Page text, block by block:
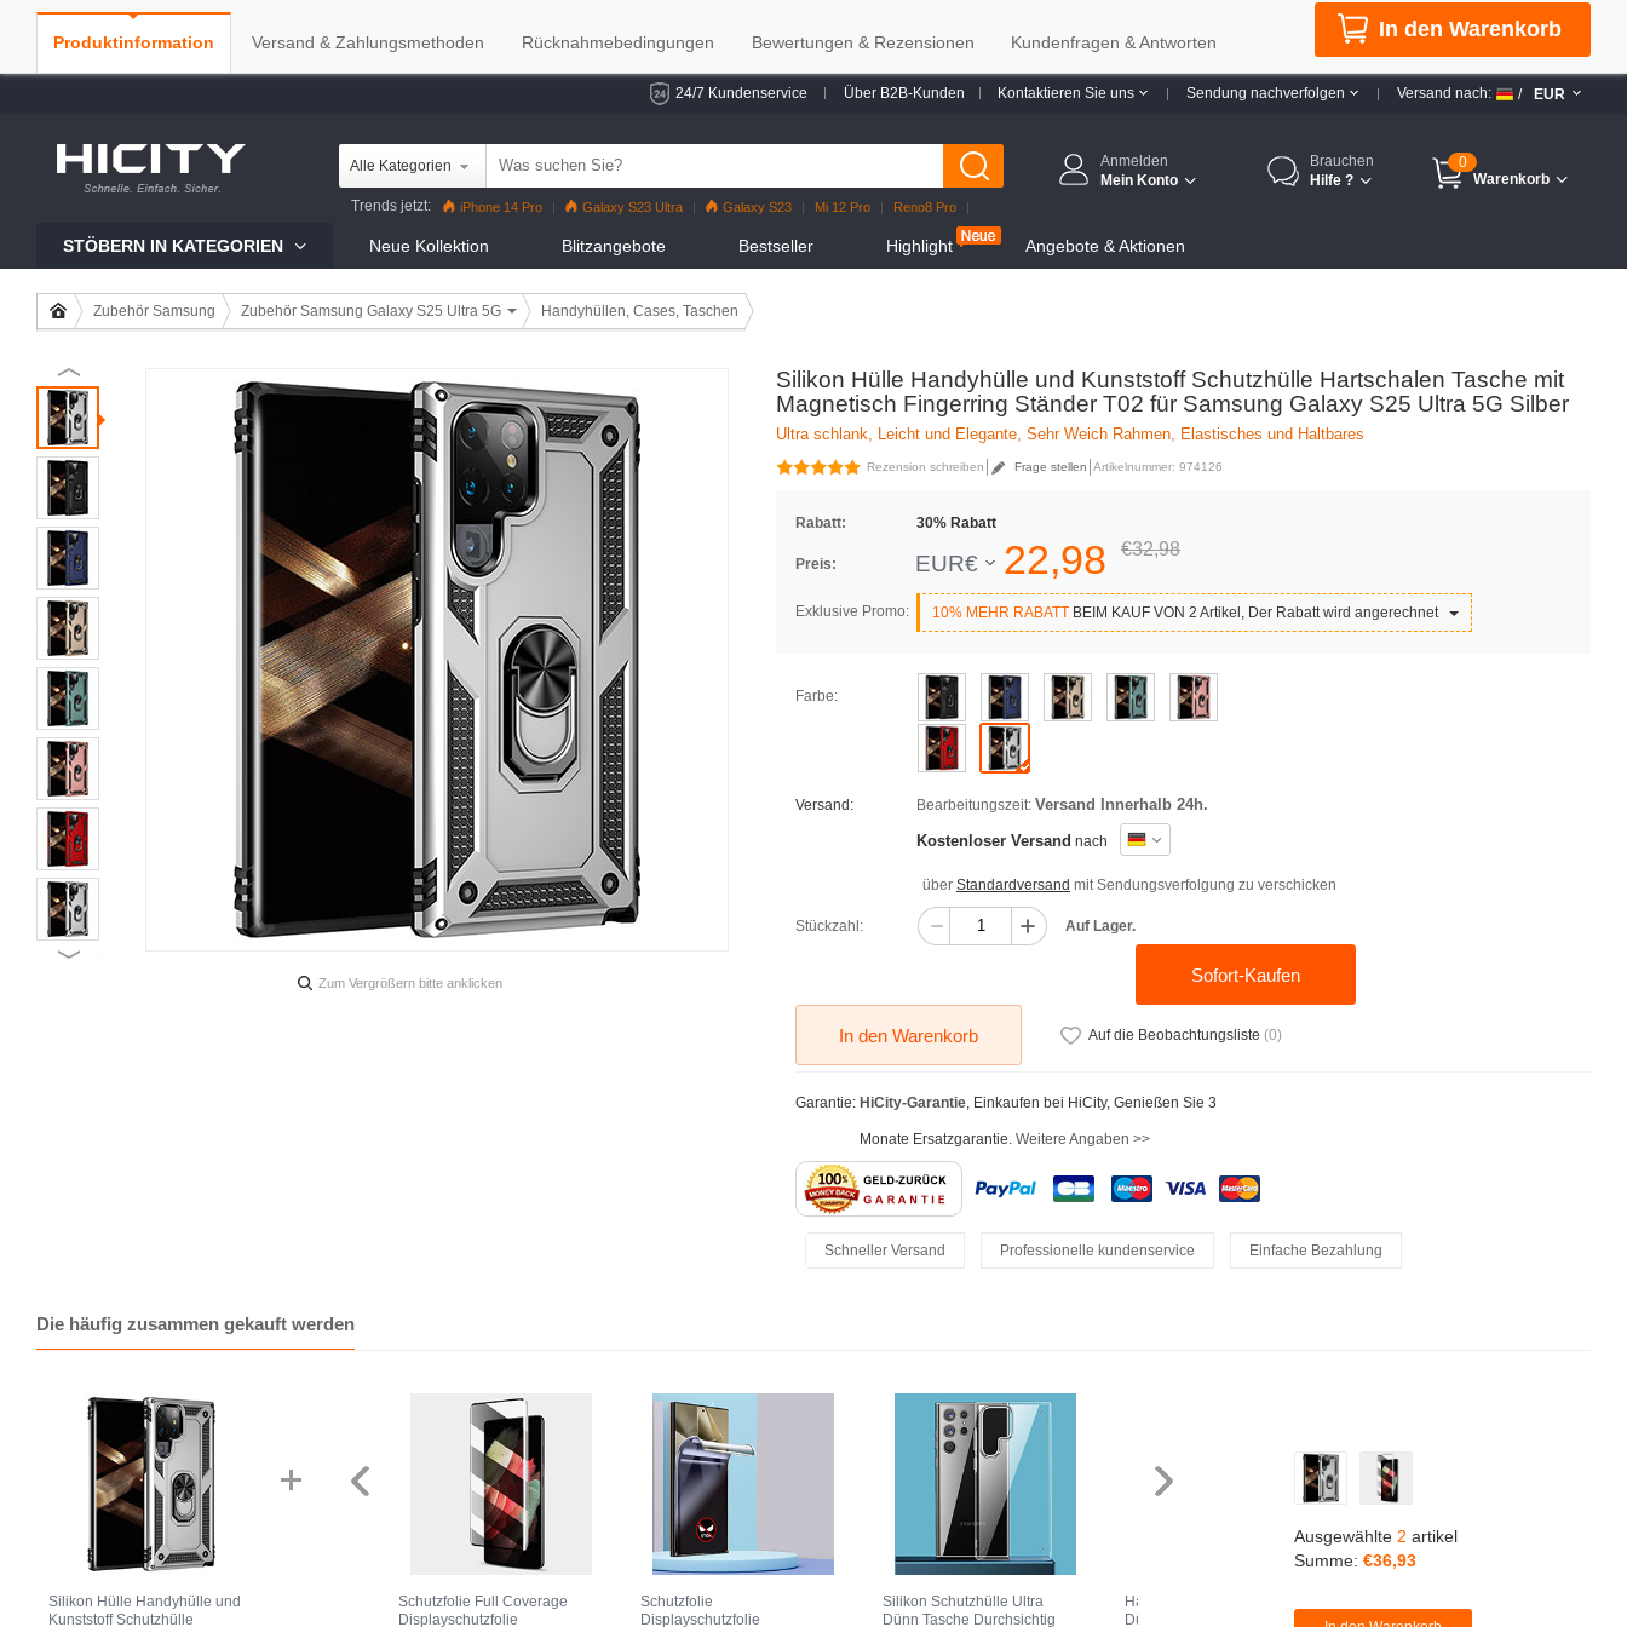
24/7 Kundenservice Über B2B-Kunden Kontaktieren Sie uns Sendung nachverfolgen Versand nach: / EUR
Alle Kategorien
Trends jetzt: iPhone 14 Pro Galaxy S23 Ultra Galaxy S23 Mi 12 Pro
Reno8 Pro
Anmelden
Mein Konto
Brauchen
Hilfe ?
0
Warenkorb
STÖBERN IN KATEGORIEN Neue Kollektion Blitzangebote Bestseller Highlight Angebote & Aktionen
Zubehör Samsung Zubehör Samsung Galaxy S25 Ultra 5G Handyhüllen, Cases, Taschen
Silikon Hülle Handyhülle und Kunststoff Schutzhülle Hartschalen Tasche mit
Magnetisch Fingerring Ständer T02 für Samsung Galaxy S25 Ultra 5G Silber
Ultra schlank, Leicht und Elegante, Sehr Weich Rahmen, Elastisches und Haltbares
Rezension schreiben Frage stellen Artikelnummer: 974126
Rabatt: 30% Rabatt
Preis: EUR€ 22,98 €32,98
Exklusive Promo: 10% MEHR RABATT BEIM KAUF VON 2 Artikel, Der Rabatt wird angerechnet
Farbe:
Versand: Bearbeitungszeit: Versand Innerhalb 24h.
Kostenloser Versand nach
über Standardversand mit Sendungsverfolgung zu verschicken
Stückzahl: Auf Lager.
Sofort-Kaufen
In den Warenkorb Auf die Beobachtungsliste (0)
Garantie: HiCity-Garantie, Einkaufen bei HiCity, Genießen Sie 3
Monate Ersatzgarantie. Weitere Angaben >>
Schneller Versand Professionelle kundenservice Einfache Bezahlung
Zum Vergrößern bitte anklicken
Die häufig zusammen gekauft werden
Silikon Hülle Handyhülle und
Kunststoff Schutzhülle
Schutzfolie Full Coverage
Displayschutzfolie
Schutzfolie
Displayschutzfolie
Silikon Schutzhülle Ultra
Dünn Tasche Durchsichtig
Handyhülle Hülle Ultra
Dünn Schutzhülle
Hartschalen Tasche
Ausgewählte 2 artikel
Summe: €36,93
Produktinformation Versand & Zahlungsmethoden Rücknahmebedingungen Bewertungen & Rezensionen Kundenfragen & Antworten
In den Warenkorb